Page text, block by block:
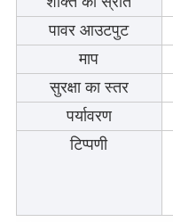
पावर आउटपुट
माप
सुरक्षा का स्तर
पर्यावरण
टिप्पणी